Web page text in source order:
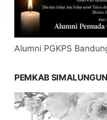
Alumni PGKPS
PEMKAB SIMALUNGUN